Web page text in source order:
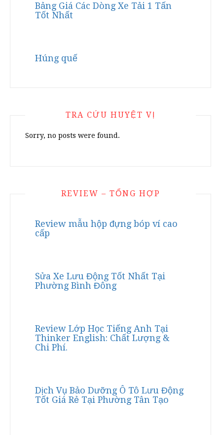
Bảng Giá Các Dòng Xe Tải 1 Tấn
Tốt Nhất
Húng quế
TRA CỨU HUYỆT VỊ
Sorry, no posts were found.
REVIEW – TỔNG HỢP
Review mẫu hộp đựng bóp ví cao
cấp
Sửa Xe Lưu Động Tốt Nhất Tại
Phường Bình Đông
Review Lớp Học Tiếng Anh Tại
Thinker English: Chất Lượng &
Chi Phí.
Dịch Vụ Bảo Dưỡng Ô Tô Lưu Động
Tốt Giá Rẻ Tại Phường Tân Tạo